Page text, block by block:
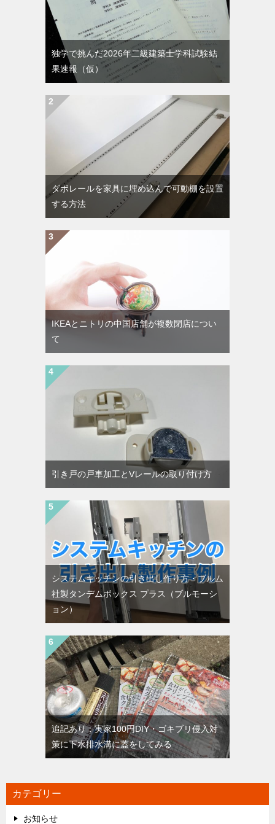
独学で挑んだ2026年二級建築士学科試験結
果速報（仮）
ダボレールを家具に埋め込んで可動棚を設置
する方法
IKEAとニトリの中国店舗が複数閉店につい
て
引き戸の戸車加工とVレールの取り付け方
システムキッチンの引き出し作り方・ブルム
社製タンデムボックス プラス（ブルモーシ
ョン）
追記あり：実家100円DIY・ゴキブリ侵入対
策に下水排水溝に蓋をしてみる
カテゴリー
お知らせ